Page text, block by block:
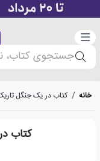
دسته‌بندی
جستجوی کتاب،
خانه / کتاب در یک جنگل
کتاب